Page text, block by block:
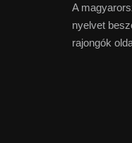
A
nyelvet
rajongók